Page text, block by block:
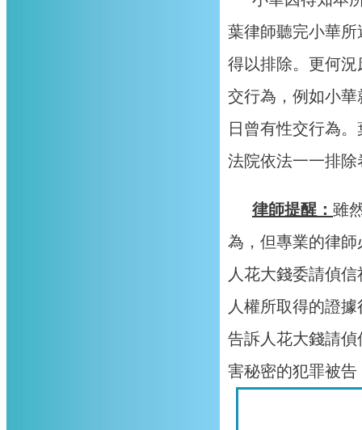
葉律師聽完小華
得以排除。更何
交行為，例如小
日曾有性交行為
法院依法一一排
律師提醒： 雖
為，但專業的律
人花大錢委請偵
人權所取得的證
告訴人花大錢請
害秘密的犯罪被